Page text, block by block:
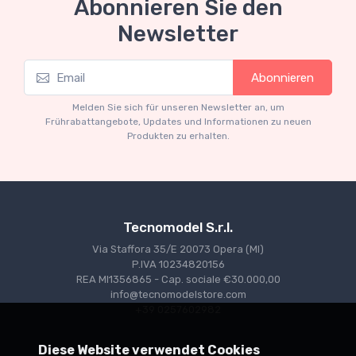
Mythos Collection 1-18
Ferrari 166 MM Abarth Metallic Silver Press
€227.05 €239.00
Abonnieren Sie den
Newsletter
Abonnieren
Melden Sie sich für unseren Newsletter an, um
Frührabattangebote, Updates und Informationen zu neuen
Produkten zu erhalten.
Tecnomodel S.r.l.
Via Staffora 35/E 20073 Opera (MI)
P.IVA 10234820156
REA MI1356865 - Cap. sociale €30.000,00
info@tecnomodelstore.com
Diese Website verwendet Cookies